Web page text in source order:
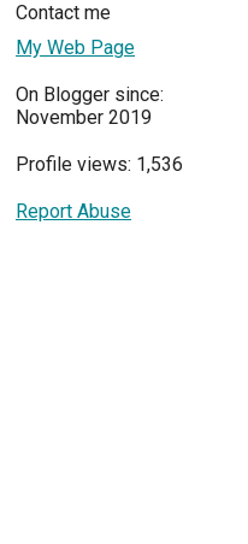
Contact me
My Web Page
On Blogger since:
November 2019
Profile views: 1,536
Report Abuse